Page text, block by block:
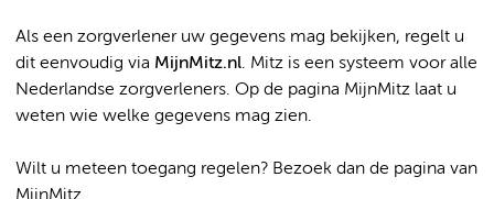
Als een zorgverlener uw gegevens mag bekijken, regelt u
dit eenvoudig via MijnMitz.nl. Mitz is een systeem voor alle
Nederlandse zorgverleners. Op de pagina MijnMitz laat u
weten wie welke gegevens mag zien.
Wilt u meteen toegang regelen? Bezoek dan de pagina van
MijnMitz.